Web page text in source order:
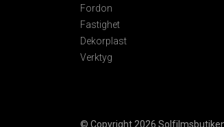
Fordon
Fastighet
Dekorplast
Verktyg
© Copyright 2026